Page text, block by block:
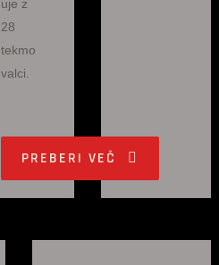
uje z
28
tekmo
valci.
PREBERI VEČ